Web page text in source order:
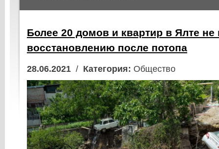
Более 20 домов и квартир в Ялте не
восстановлению после потопа
28.06.2021 / Категория: Общество